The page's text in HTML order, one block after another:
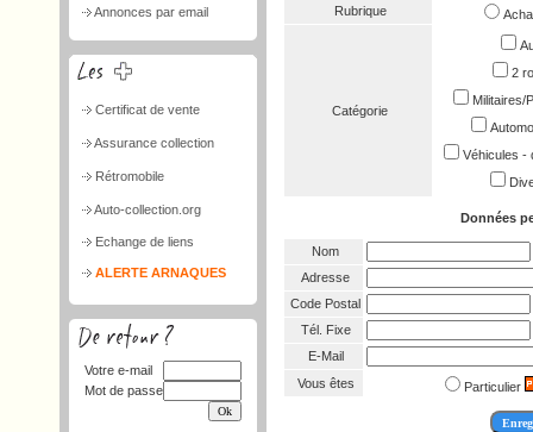
Annonces par email
Certificat de vente
Assurance collection
Rétromobile
Auto-collection.org
Echange de liens
ALERTE ARNAQUES
Votre e-mail
Mot de passe
Rubrique
Catégorie
2
Militaires/
Véhicules -
Données
Nom
Adresse
Code Postal
Tél. Fixe
E-Mail
Vous êtes
Particulier